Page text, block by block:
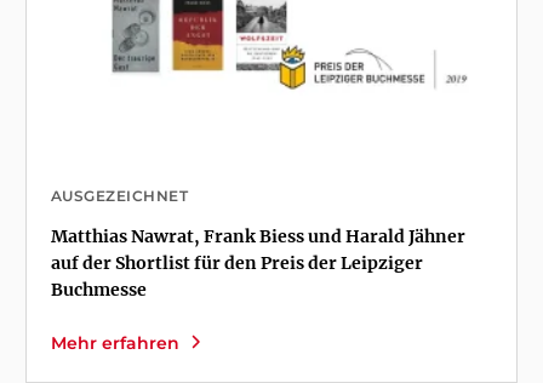
AUSGEZEICHNET
Matthias Nawrat, Frank Biess und Harald Jähner
auf der Shortlist für den Preis der Leipziger
Buchmesse
Mehr erfahren